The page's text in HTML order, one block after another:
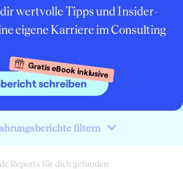
wertvolle Tipps und Insider-
eigene Karriere im Consulting
schreiben
Gratis eBook inklusive
filtern
Reports für dich gefunden